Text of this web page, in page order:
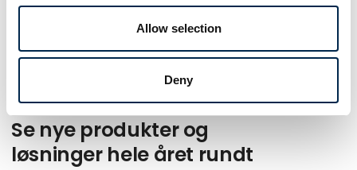
Allow selection
Deny
Se nye produkter og
løsninger hele året rundt